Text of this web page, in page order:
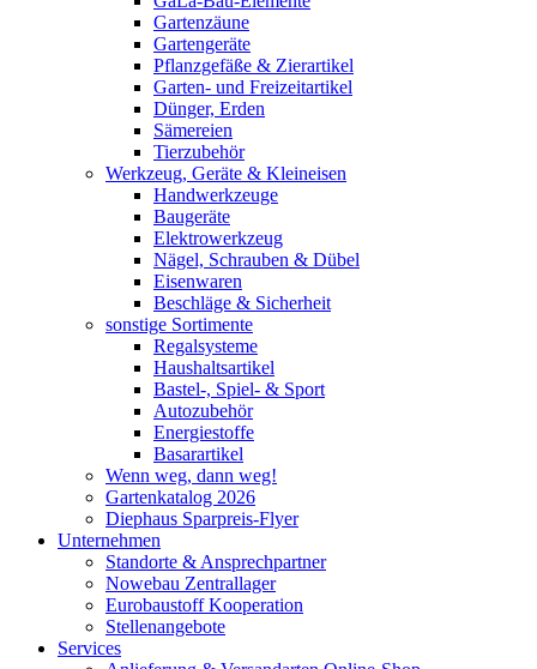
Gartenzäune
Gartengeräte
Pflanzgefäße & Zierartikel
Garten- und Freizeitartikel
Dünger, Erden
Sämereien
Tierzubehör
Werkzeug, Geräte & Kleineisen
Handwerkzeuge
Baugeräte
Elektrowerkzeug
Nägel, Schrauben & Dübel
Eisenwaren
Beschläge & Sicherheit
sonstige Sortimente
Regalsysteme
Haushaltsartikel
Bastel-, Spiel- & Sport
Autozubehör
Energiestoffe
Basarartikel
Wenn weg, dann weg!
Gartenkatalog 2026
Diephaus Sparpreis-Flyer
Unternehmen
Standorte & Ansprechpartner
Nowebau Zentrallager
Eurobaustoff Kooperation
Stellenangebote
Services